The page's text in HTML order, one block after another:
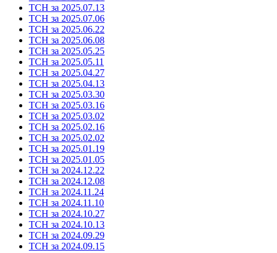
ТСН за 2025.07.13
ТСН за 2025.07.06
ТСН за 2025.06.22
ТСН за 2025.06.08
ТСН за 2025.05.25
ТСН за 2025.05.11
ТСН за 2025.04.27
ТСН за 2025.04.13
ТСН за 2025.03.30
ТСН за 2025.03.16
ТСН за 2025.03.02
ТСН за 2025.02.16
ТСН за 2025.02.02
ТСН за 2025.01.19
ТСН за 2025.01.05
ТСН за 2024.12.22
ТСН за 2024.12.08
ТСН за 2024.11.24
ТСН за 2024.11.10
ТСН за 2024.10.27
ТСН за 2024.10.13
ТСН за 2024.09.29
ТСН за 2024.09.15